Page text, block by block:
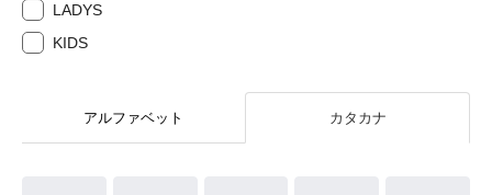
LADYS
KIDS
アルファベット カタカナ